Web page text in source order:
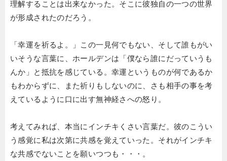
理解することは出来なかった。そこに彼独自の一つの世界
が形成されたのだろう。
「幸運を祈るよ。」この一見何でもない、そして誰もがい
いそうな言葉に、ホールデンは「僕なら誰にだっていうも
んか」と抵抗を感じている。幸運というものが何であるか
もわからずに、また祈りもしないのに、さも相手の事を考
えているように口に出す無神経さへの怒り。
考えてみれば、本当にインチキくさい言葉だ。彼のこうい
う感覚に私は次第に共感を覚えていった。それがインチキ
な共感でないことを願いつつも・・・。